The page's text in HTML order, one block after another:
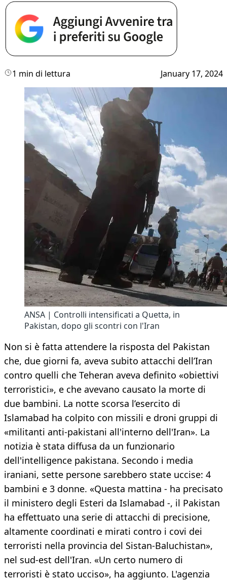
1 min di lettura January 17, 2024
ANSA | Controlli intensificati a Quetta, in
Pakistan, dopo gli scontri con l'Iran
Non si è fatta attendere la risposta del Pakistan
che, due giorni fa, aveva subito attacchi dell’Iran
contro quelli che Teheran aveva definito «obiettivi
terroristici», e che avevano causato la morte di
due bambini. La notte scorsa l’esercito di
Islamabad ha colpito con missili e droni gruppi di
«militanti anti-pakistani all'interno dell'Iran». La
notizia è stata diffusa da un funzionario
dell'intelligence pakistana. Secondo i media
iraniani, sette persone sarebbero state uccise: 4
bambini e 3 donne. «Questa mattina - ha precisato
il ministero degli Esteri da Islamabad -, il Pakistan
ha effettuato una serie di attacchi di precisione,
altamente coordinati e mirati contro i covi dei
terroristi nella provincia del Sistan-Baluchistan»,
nel sud-est dell'Iran. «Un certo numero di
terroristi è stato ucciso», ha aggiunto. L'agenzia